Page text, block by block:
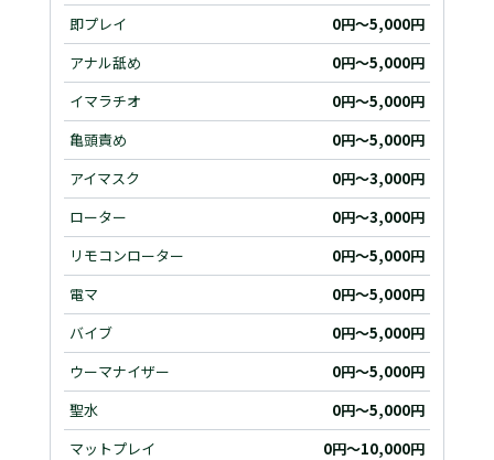
即プレイ
0円～5,000円
アナル舐め
0円～5,000円
イマラチオ
0円～5,000円
亀頭責め
0円～5,000円
アイマスク
0円～3,000円
ローター
0円～3,000円
リモコンローター
0円～5,000円
電マ
0円～5,000円
バイブ
0円～5,000円
ウーマナイザー
0円～5,000円
聖水
0円～5,000円
マットプレイ
0円～10,000円